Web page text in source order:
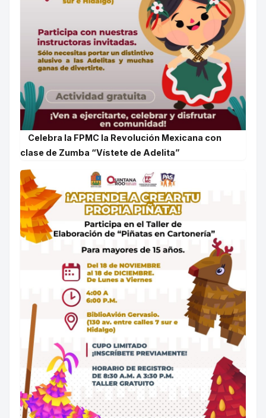
Celebra la FPMC la Revolución Mexicana con
clase de Zumba “Vístete de Adelita”